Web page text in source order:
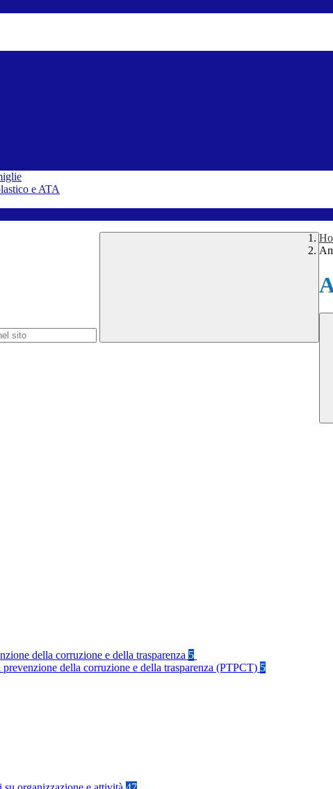
e ATA
della corruzione e della trasparenza 5
della corruzione e della trasparenza (PTPCT) 5